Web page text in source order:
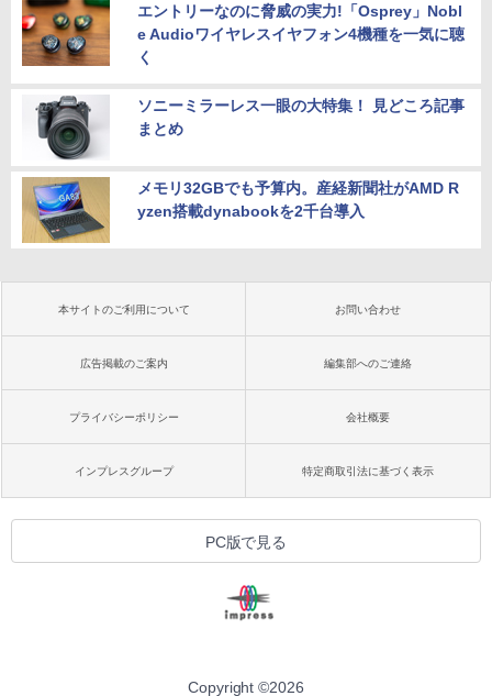
エントリーなのに脅威の実力!「Osprey」Nobl
e Audioワイヤレスイヤフォン4機種を一気に聴
く
ソニーミラーレス一眼の大特集！ 見どころ記事
まとめ
メモリ32GBでも予算内。産経新聞社がAMD R
yzen搭載dynabookを2千台導入
本サイトのご利用について お問い合わせ
広告掲載のご案内 編集部へのご連絡
プライバシーポリシー 会社概要
インプレスグループ 特定商取引法に基づく表示
PC版で見る
Copyright ©2026